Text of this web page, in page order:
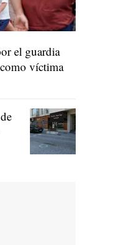
el guardia
víctima